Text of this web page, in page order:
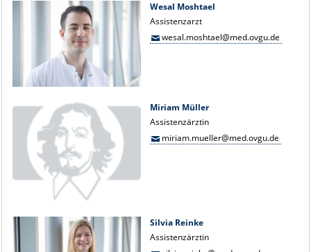
Wesal Moshtael
Assistenzarzt
wesal.moshtael@med.ovgu.de
Miriam Müller
Assistenzärztin
miriam.mueller@med.ovgu.de
Silvia Reinke
Assistenzärztin